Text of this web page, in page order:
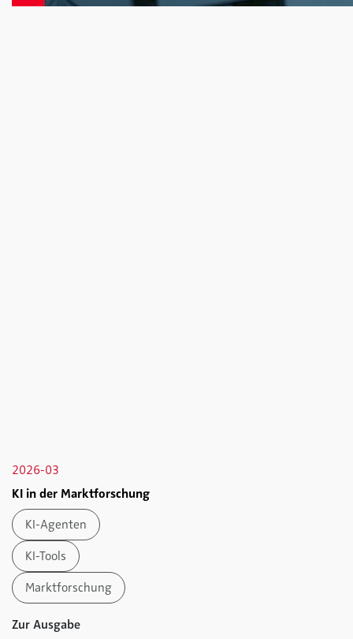
2026-03
KI in der Marktforschung
KI-Agenten
KI-Tools
Marktforschung
Zur Ausgabe